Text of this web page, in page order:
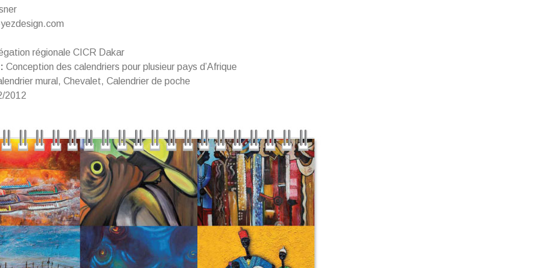
régionale CICR Dakar
Conception des calendriers pour plusieur pays d’Afrique
mural, Chevalet, Calendrier de poche
2012